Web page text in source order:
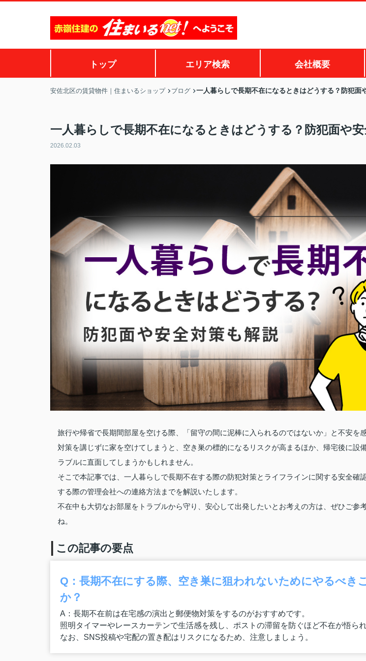
トップ エリア検索 会社概要
安佐北区の賃貸物件｜住まいるショップ ブログ 一人暮らしで長期不在になるときはどうする？防犯面
一人暮らしで長期不在になるときはどうする？防犯面や
2026.02.03
旅行や帰省で長期間部屋を空ける際、「留守の間に泥棒に入られるのではないか」と不安を
対策を講じずに家を空けてしまうと、空き巣の標的になるリスクが高まるほか、帰宅後に設
ラブルに直面してしまうかもしれません。
そこで本記事では、一人暮らしで長期不在する際の防犯対策とライフラインに関する安全確
する際の管理会社への連絡方法までを解説いたします。
不在中も大切なお部屋をトラブルから守り、安心して出発したいとお考えの方は、ぜひご参
ね。
この記事の要点
Q：長期不在にする際、空き巣に狙われないためにやるべき
か？
A：長期不在前は在宅感の演出と郵便物対策をするのがおすすめです。
照明タイマーやレースカーテンで生活感を残し、ポストの滞留を防ぐほど不在が悟ら
なお、SNS投稿や宅配の置き配はリスクになるため、注意しましょう。